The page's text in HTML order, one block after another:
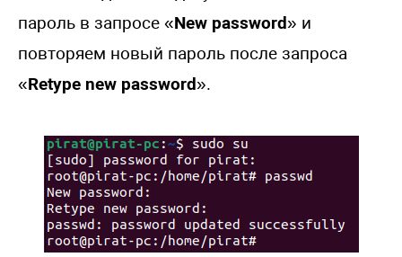
пароль в запросе «New password» и
повторяем новый пароль после запроса
«Retype new password».